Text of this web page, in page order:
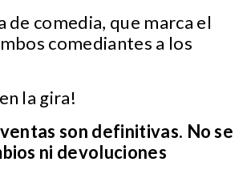
de comedia, que marca el
comediantes a los
la gira!
son definitivas. No se
ni devoluciones